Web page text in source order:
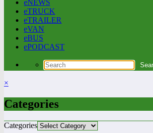
eNEWS
eTRUCK
eTRAILER
eVAN
eBUS
ePODCAST
×
Categories
Categories